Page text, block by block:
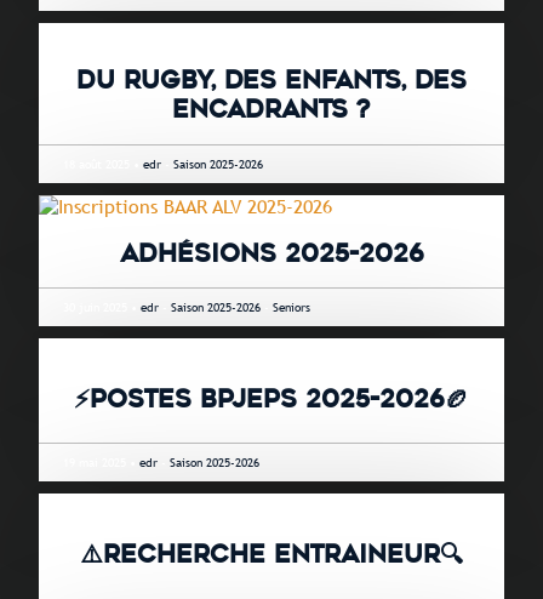
DU RUGBY, DES ENFANTS, DES
ENCADRANTS ?
18 août 2025 •edr -Saison 2025-2026
ADHÉSIONS 2025-2026
30 juin 2025 •edr -Saison 2025-2026 -Seniors
⚡POSTES BPJEPS 2025-2026🏉
19 mai 2025 •edr -Saison 2025-2026
⚠️RECHERCHE ENTRAINEUR🔍